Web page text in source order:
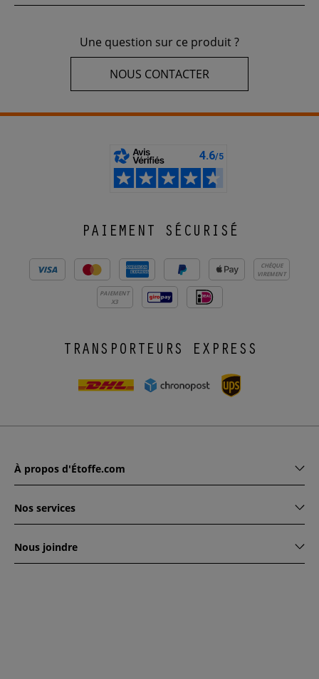
Une question sur ce produit ?
NOUS CONTACTER
PAIEMENT SÉCURISÉ
CHÈQUE
VIREMENT
PAIEMENT
X3
TRANSPORTEURS EXPRESS
À propos d'Étoffe.com
Nos services
Nous joindre